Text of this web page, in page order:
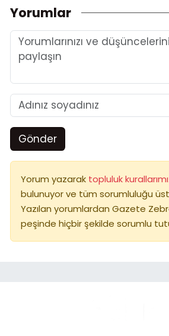
Yorumlar
Gönder
Yorum yazarak topluluk
bulunuyor ve tüm sorumluluğu
Yazılan yorumlardan Gazete
peşinde hiçbir şekilde sorumlu